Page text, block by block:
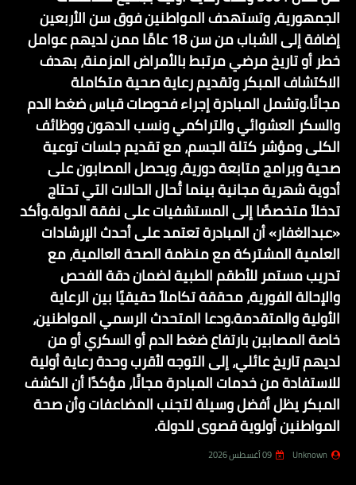
الجمهورية، وتستهدف المواطنين فوق سن الأربعين
إضافة إلى الشباب من سن 18 عامًا ممن لديهم عوامل
خطر أو تاريخ مرضي مرتبط بالأمراض المزمنة، بهدف
الاكتشاف المبكر وتقديم رعاية صحية متكاملة
مجانًا.وتشمل المبادرة إجراء فحوصات قياس ضغط الدم
والسكر العشوائي والتراكمي ونسب الدهون ووظائف
الكلى ومؤشر كتلة الجسم، مع تقديم جلسات توعية
صحية وبرامج متابعة دورية، ويحصل المصابون على
أدوية شهرية مجانية بينما تُحال الحالات التي تحتاج
تدخلاً متخصصًا إلى المستشفيات على نفقة الدولة.وأكد
«عبدالغفار» أن المبادرة تعتمد على أحدث الإرشادات
العلمية المشتركة مع منظمة الصحة العالمية، مع
تدريب مستمر للأطقم الطبية لضمان دقة الفحص
والإحالة الفورية، محققة تكاملاً حقيقيًا بين الرعاية
الأولية والمتقدمة.ودعا المتحدث الرسمي المواطنين،
خاصة المصابين بارتفاع ضغط الدم أو السكري أو من
لديهم تاريخ عائلي، إلى التوجه لأقرب وحدة رعاية أولية
للاستفادة من خدمات المبادرة مجانًا، مؤكدًا أن الكشف
المبكر يظل أفضل وسيلة لتجنب المضاعفات وأن صحة
المواطنين أولوية قصوى للدولة.
Unknown 09 أغسطس 2026